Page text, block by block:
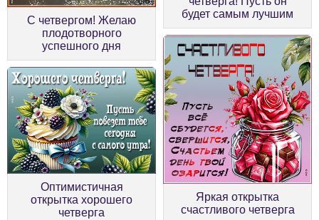
С четвергом! Желаю
плодотворного
успешного дня
будет самым лучшим
Оптимистичная
открытка хорошего
четверга
Яркая открытка
счастливого четверга